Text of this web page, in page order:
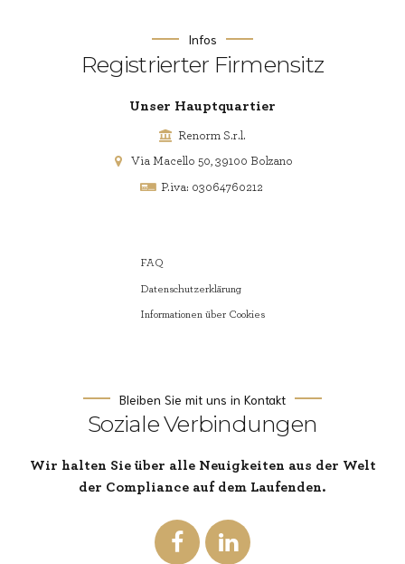
Infos
Registrierter Firmensitz
Unser Hauptquartier
Renorm S.r.l.
Via Macello 50, 39100 Bolzano
P.iva: 03064760212
FAQ
Datenschutzerklärung
Informationen über Cookies
Bleiben Sie mit uns in Kontakt
Soziale Verbindungen
Wir halten Sie über alle Neuigkeiten aus der Welt
der Compliance auf dem Laufenden.